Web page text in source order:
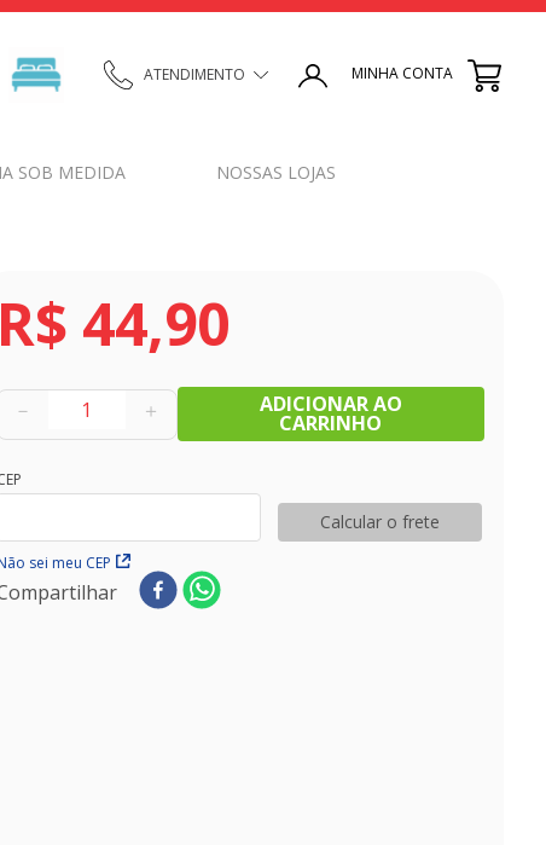
ATENDIMENTO MINHA CONTA
SOB MEDIDA NOSSAS LOJAS
R$ 44,90
＋
－ ADICIONAR AO
CARRINHO
sei meu CEP
Calcular o frete